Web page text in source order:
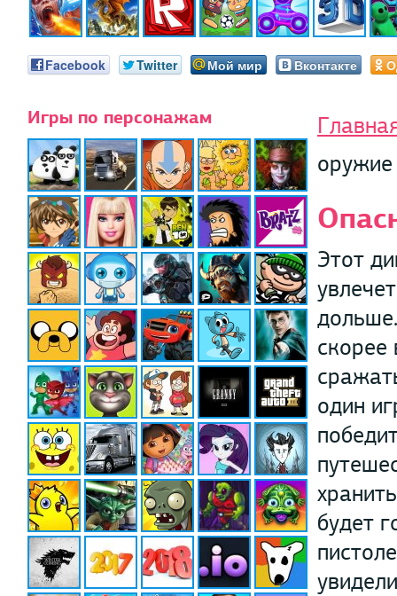
Facebook Twitter Мой мир Вконтакте
Игры по персонажам
Этот
скорее
один
будет